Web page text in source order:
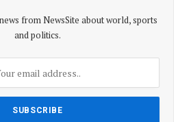
from NewsSite about world, sports
and politics.